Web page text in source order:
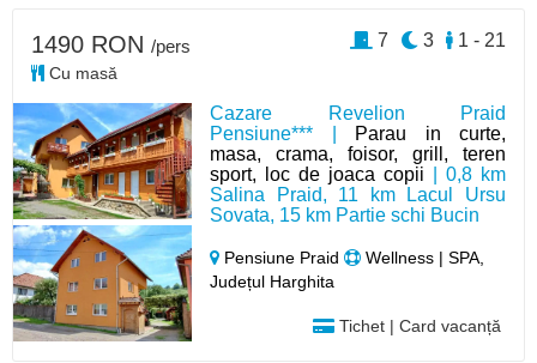
Cazare Revelion Praid
Pensiune*** |
Parau in curte,
masa, crama, foisor, grill, teren
sport, loc de joaca copii | 0,8 km
Salina Praid, 11 km Lacul Ursu
Sovata, 15 km Partie schi Bucin
Pensiune Praid
Wellness | SPA,
Județul Harghita
Tichet | Card vacanță
1490 RON /pers
Cu masă
1 - 21
3
7